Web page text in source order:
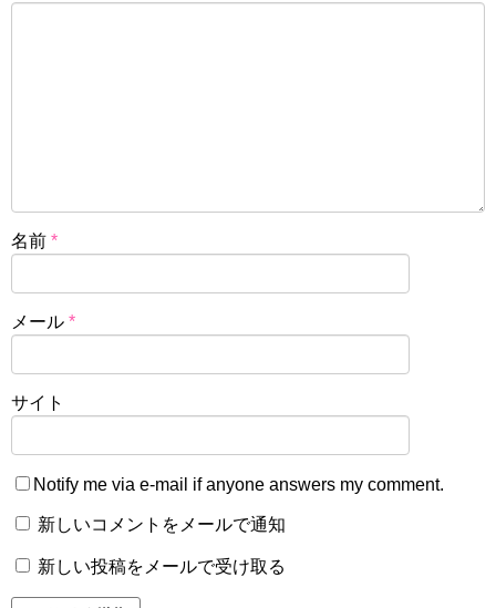
名前 *
メール *
サイト
Notify me via e-mail if anyone answers my comment.
新しいコメントをメールで通知
新しい投稿をメールで受け取る